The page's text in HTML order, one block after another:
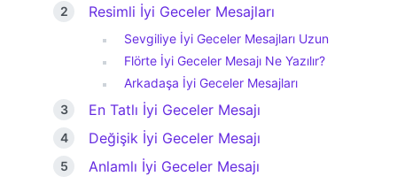
Resimli İyi Geceler Mesajları
Sevgiliye İyi Geceler Mesajları Uzun
Flörte İyi Geceler Mesajı Ne Yazılır?
Arkadaşa İyi Geceler Mesajları
En Tatlı İyi Geceler Mesajı
Değişik İyi Geceler Mesajı
Anlamlı İyi Geceler Mesajı